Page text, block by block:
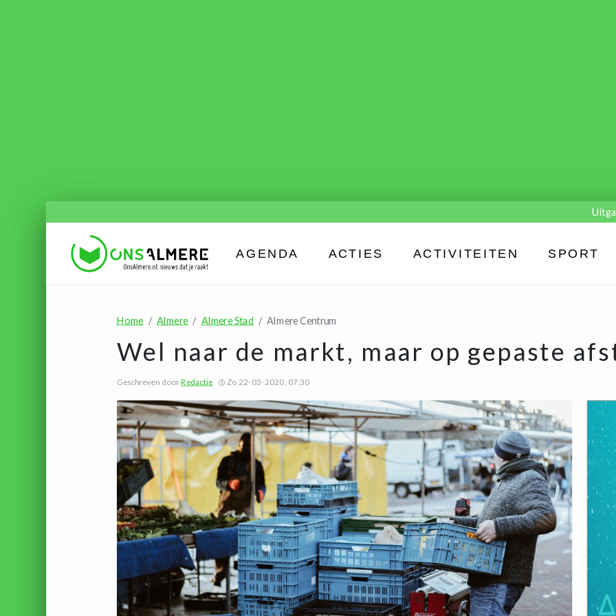
AGENDA ACTIES ACTIVITEITEN SPORT
Home Almere Almere Stad Almere Centrum
Wel naar de markt, maar op gepaste
Geschreven doorRedactie Zo 22-03-2020, 07:30